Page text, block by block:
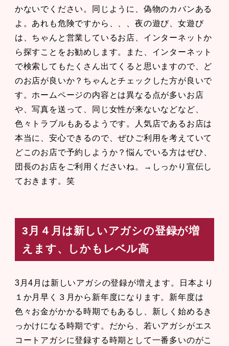
かないでください。同じように、偽物のカバンある
よ。あれも危険ですから、、、夜の遊び、女遊び
は、ちゃんと営業しているお店、インターネットか
ら探すことをお勧めします。また、インターネット
で検索してもたくさん出てくると思いますので、ど
のお店が良いか？ちゃんとチェックした方が良いで
す。ホームページの内容とは異なる点が多いお店
や、写真を送って、同じ女性が来ないなどなど、
色々トラブルもあるようです。人気店であるお店は
本当に、安心できるので、ぜひご利用を考えていて
どこのお店で予約しようか？悩んでいる方はぜひ、
団長のお店をご利用くださいね。→しっかり宣伝し
ておきます。笑
3月４月は新しいアガシの登録が増
えます、しかもレベル高
3月4月は新しいアガシの登録が増えます。日本より
１か月早く３月から新年度になります。新年度は
色々お金がかかる時期でもあるし、新しく始めるき
っかけになる時期です。だから、若いアガシがエス
コートアガシに登録する時期として一番多いのがこ